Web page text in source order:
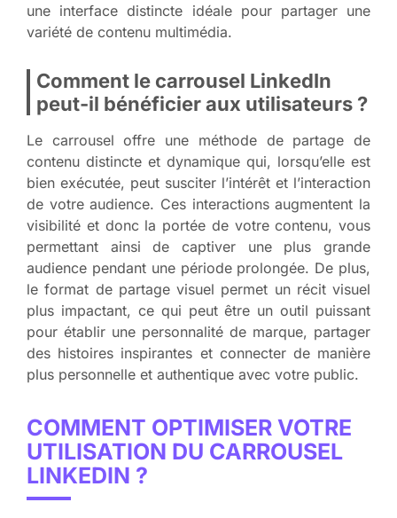
une interface distincte idéale pour partager une
variété de contenu multimédia.
Comment le carrousel LinkedIn
peut-il bénéficier aux utilisateurs ?
Le carrousel offre une méthode de partage de
contenu distincte et dynamique qui, lorsqu’elle est
bien exécutée, peut susciter l’intérêt et l’interaction
de votre audience. Ces interactions augmentent la
visibilité et donc la portée de votre contenu, vous
permettant ainsi de captiver une plus grande
audience pendant une période prolongée. De plus,
le format de partage visuel permet un récit visuel
plus impactant, ce qui peut être un outil puissant
pour établir une personnalité de marque, partager
des histoires inspirantes et connecter de manière
plus personnelle et authentique avec votre public.
COMMENT OPTIMISER VOTRE
UTILISATION DU CARROUSEL
LINKEDIN ?